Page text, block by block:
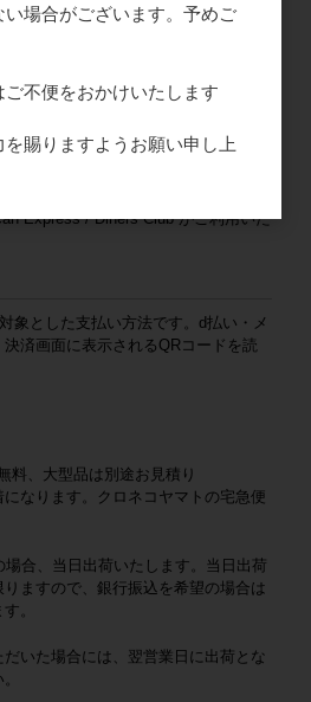
いたします。末日締め、翌月末払い
Express / Diners Club がご利用いた
象とした支払い方法です。d払い・メ
済画面に表示されるQRコードを読
料、大型品は別途お見積り
なります。クロネコヤマトの宅急便
合、当日出荷いたします。当日出荷
ますので、銀行振込を希望の場合は
。
いた場合には、翌営業日に出荷とな
場合がございます。予めご
不便をおかけいたします
賜りますようお願い申し上